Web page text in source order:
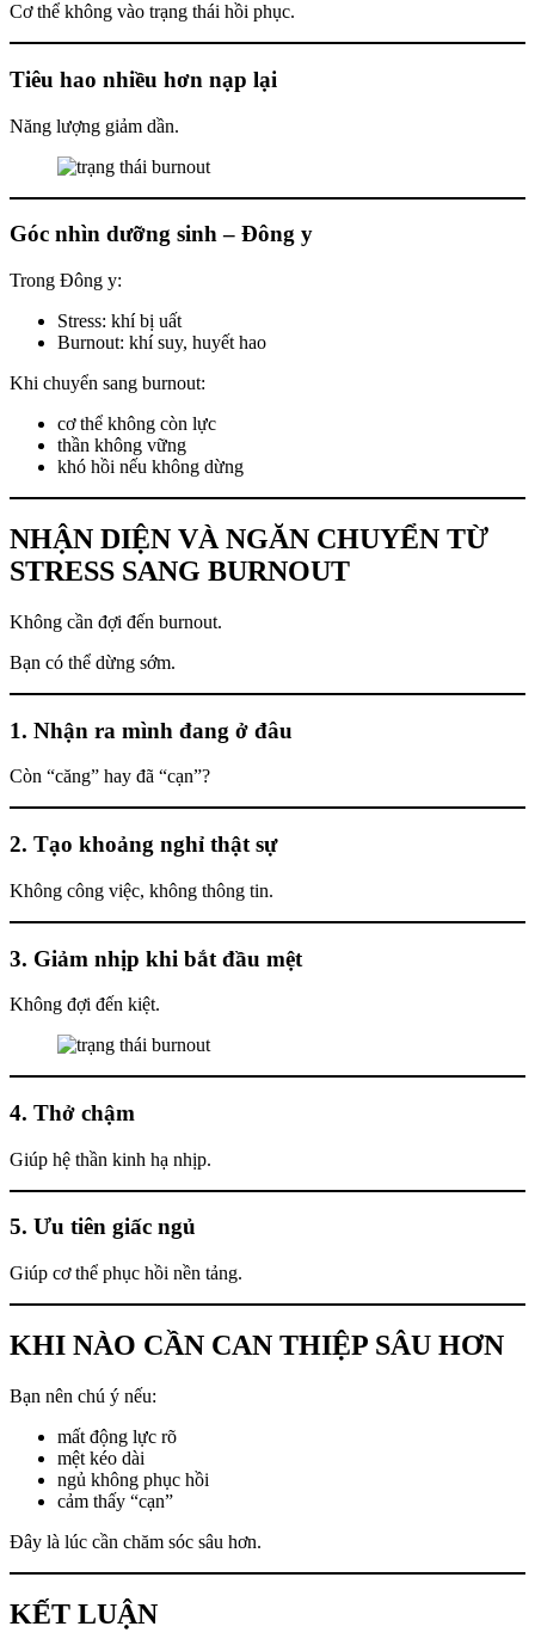
Cơ thể không vào trạng thái hồi phục.
Tiêu hao nhiều hơn nạp lại
Năng lượng giảm dần.
Góc nhìn dưỡng sinh – Đông y
Trong Đông y:
Stress: khí bị uất
Burnout: khí suy, huyết hao
Khi chuyển sang burnout:
cơ thể không còn lực
thần không vững
khó hồi nếu không dừng
NHẬN DIỆN VÀ NGĂN CHUYỂN TỪ
STRESS SANG BURNOUT
Không cần đợi đến burnout.
Bạn có thể dừng sớm.
1. Nhận ra mình đang ở đâu
Còn “căng” hay đã “cạn”?
2. Tạo khoảng nghỉ thật sự
Không công việc, không thông tin.
3. Giảm nhịp khi bắt đầu mệt
Không đợi đến kiệt.
4. Thở chậm
Giúp hệ thần kinh hạ nhịp.
5. Ưu tiên giấc ngủ
Giúp cơ thể phục hồi nền tảng.
KHI NÀO CẦN CAN THIỆP SÂU HƠN
Bạn nên chú ý nếu:
mất động lực rõ
mệt kéo dài
ngủ không phục hồi
cảm thấy “cạn”
Đây là lúc cần chăm sóc sâu hơn.
KẾT LUẬN